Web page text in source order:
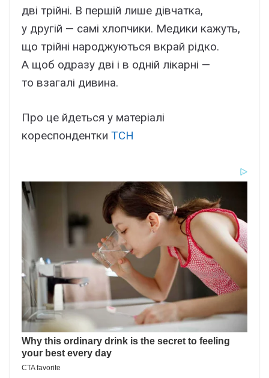
дві трійні. В першій лише дівчатка,
у другій — самі хлопчики. Медики кажуть,
що трійні народжуються вкрай рідко.
А щоб одразу дві і в одній лікарні —
то взагалі дивина.
Про це йдеться у матеріалі
кореспондентки ТСН